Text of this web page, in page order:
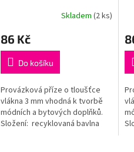
Skladem (2 ks)
86 Kč
Do košíku
Provázková příze o tloušťce
vlákna 3 mm vhodná k tvorbě
módních a bytových doplňků.
Složení: recyklovaná bavlna